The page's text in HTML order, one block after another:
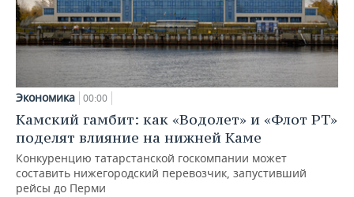
Экономика 00:00
Камский гамбит: как «Водолет» и «Флот РТ»
поделят влияние на нижней Каме
Конкуренцию татарстанской госкомпании может
составить нижегородский перевозчик, запустивший
рейсы до Перми